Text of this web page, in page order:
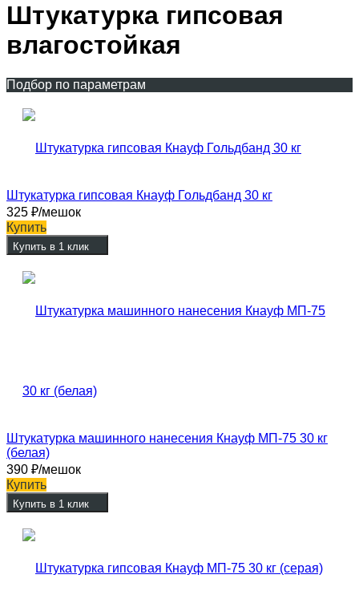
Штукатурка гипсовая
влагостойкая
Подбор по параметрам
Штукатурка гипсовая Кнауф Гольдбанд 30 кг
325 ₽/мешок
Купить
Купить в 1 клик
Штукатурка машинного нанесения Кнауф МП-75 30 кг
(белая)
390 ₽/мешок
Купить
Купить в 1 клик